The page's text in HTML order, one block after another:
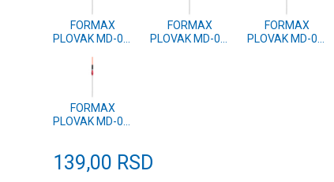
FORMAX
PLOVAK MD-03,
FORMAX
PLOVAK MD-03,
FORMAX
PLOVAK MD-03,
FORMAX
PLOVAK MD-03,
139,00 RSD